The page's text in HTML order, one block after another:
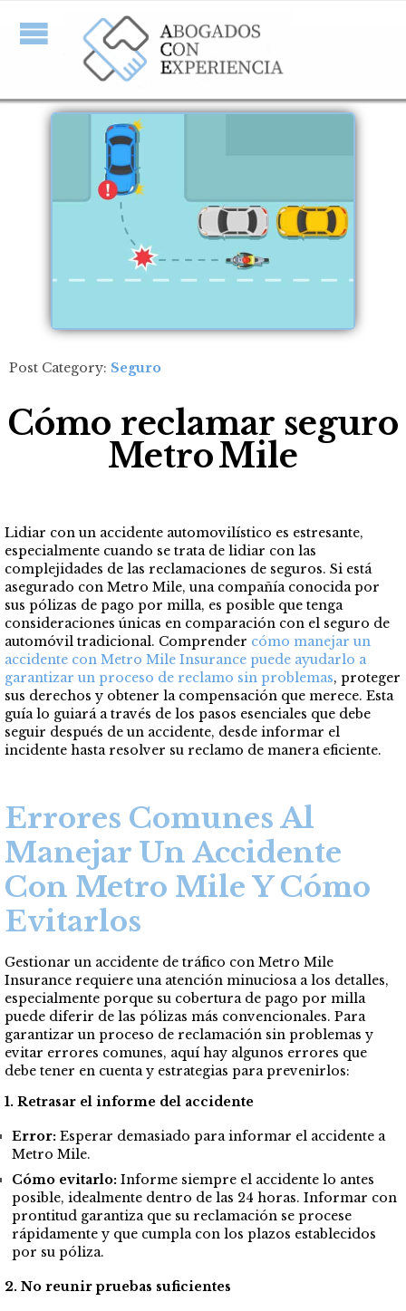
Post Category: Seguro
Cómo reclamar seguro
Metro Mile
Lidiar con un accidente automovilístico es estresante,
especialmente cuando se trata de lidiar con las
complejidades de las reclamaciones de seguros. Si está
asegurado con Metro Mile, una compañía conocida por
sus pólizas de pago por milla, es posible que tenga
consideraciones únicas en comparación con el seguro de
automóvil tradicional. Comprender cómo manejar un
accidente con Metro Mile Insurance puede ayudarlo a
garantizar un proceso de reclamo sin problemas, proteger
sus derechos y obtener la compensación que merece. Esta
guía lo guiará a través de los pasos esenciales que debe
seguir después de un accidente, desde informar el
incidente hasta resolver su reclamo de manera eficiente.
Errores Comunes Al
Manejar Un Accidente
Con Metro Mile Y Cómo
Evitarlos
Gestionar un accidente de tráfico con Metro Mile
Insurance requiere una atención minuciosa a los detalles,
especialmente porque su cobertura de pago por milla
puede diferir de las pólizas más convencionales. Para
garantizar un proceso de reclamación sin problemas y
evitar errores comunes, aquí hay algunos errores que
debe tener en cuenta y estrategias para prevenirlos:
1. Retrasar el informe del accidente
Error: Esperar demasiado para informar el accidente a
Metro Mile.
Cómo evitarlo: Informe siempre el accidente lo antes
posible, idealmente dentro de las 24 horas. Informar con
prontitud garantiza que su reclamación se procese
rápidamente y que cumpla con los plazos establecidos
por su póliza.
2. No reunir pruebas suficientes